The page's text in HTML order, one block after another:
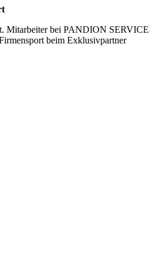
Mitarbeiter bei PANDION SERVICE
beim Exklusivpartner